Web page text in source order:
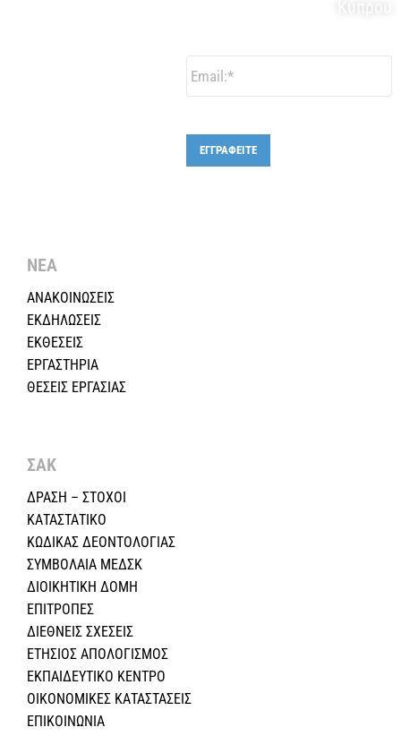
ΕΓΓΡΑΦΕΙΤΕ
ΝΕΑ
ΑΝΑΚΟΙΝΩΣΕΙΣ
ΕΚΔΗΛΩΣΕΙΣ
ΕΚΘΕΣΕΙΣ
ΕΡΓΑΣΤΗΡΙΑ
ΘΕΣΕΙΣ ΕΡΓΑΣΙΑΣ
ΣΑΚ
ΔΡΑΣΗ – ΣΤΟΧΟΙ
ΚΑΤΑΣΤΑΤΙΚΟ
ΚΩΔΙΚΑΣ ΔΕΟΝΤΟΛΟΓΙΑΣ
ΣΥΜΒΟΛΑΙΑ ΜΕΔΣΚ
ΔΙΟΙΚΗΤΙΚΗ ΔΟΜΗ
ΕΠΙΤΡΟΠΕΣ
ΔΙΕΘΝΕΙΣ ΣΧΕΣEIΣ
ΕΤΗΣΙΟΣ ΑΠΟΛΟΓΙΣΜΟΣ
ΕΚΠΑΙΔΕΥΤΙΚΟ ΚΕΝΤΡΟ
ΟΙΚΟΝΟΜΙΚΕΣ ΚΑΤΑΣΤΑΣΕΙΣ
ΕΠΙΚΟΙΝΩΝΙΑ